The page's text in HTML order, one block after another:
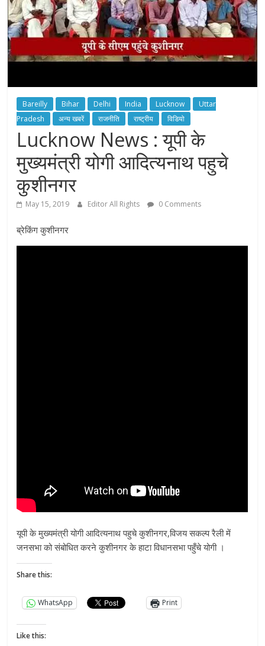
Bareilly Bihar Delhi India Lucknow
Uttar
Pradesh
अन्य खबरें राजनीति राष्ट्रीय विडियो
Lucknow News : यूपी के
मुख्यमंत्री योगी आदित्यनाथ पहुचे
कुशीनगर
May 15, 2019 Editor All Rights 0 Comments
ब्रेकिंग कुशीनगर
यूपी के मुख्यमंत्री योगी आदित्यनाथ पहुचे कुशीनगर,विजय सकल्प रैली में
जनसभा को संबोधित करने कुशीनगर के हाटा विधानसभा पहुँचे योगी ।
Share this:
WhatsApp Print
Like this: